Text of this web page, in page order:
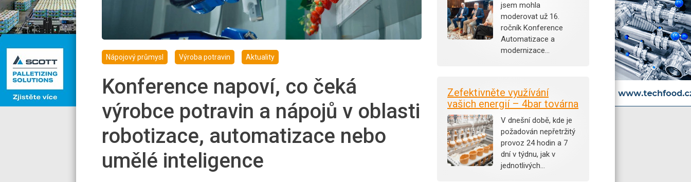
Nápojový průmysl Výroba potravin Aktuality
Konference napoví, co čeká
výrobce potravin a nápojů v oblasti
robotizace, automatizace nebo
umělé inteligence
jsem mohla
moderovat už 16.
ročník Konference
Automatizace a
modernizace…
Zefektivněte využívání
vašich energií – 4bar továrna
V dnešní době, kde je
požadován nepřetržitý
provoz 24 hodin a 7
dní v týdnu, jak v
jednotlivých…